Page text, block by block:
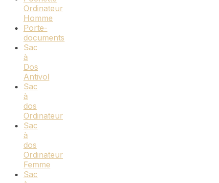
Ordinateur
Homme
Porte-
documents
Sac
à
Dos
Antivol
Sac
à
dos
Ordinateur
Sac
à
dos
Ordinateur
Femme
Sac